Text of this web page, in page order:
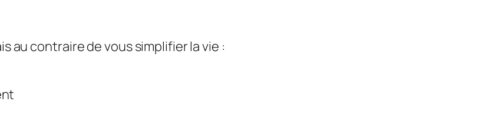
au contraire de vous simplifier la vie :